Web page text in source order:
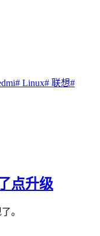
# Linux# 联想#
点升级
。